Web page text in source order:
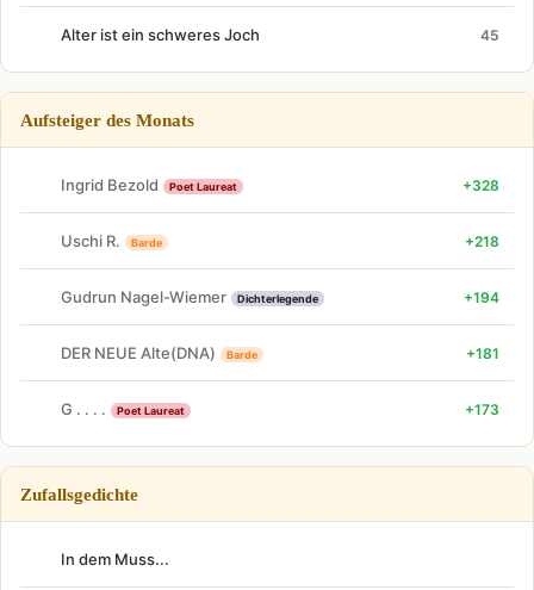
Alter ist ein schweres Joch 45
Aufsteiger des Monats
Ingrid Bezold Poet Laureat +328
Uschi R. Barde +218
Gudrun Nagel-Wiemer Dichterlegende +194
DER NEUE Alte(DNA) Barde +181
G . . . . Poet Laureat +173
Zufallsgedichte
In dem Muss...